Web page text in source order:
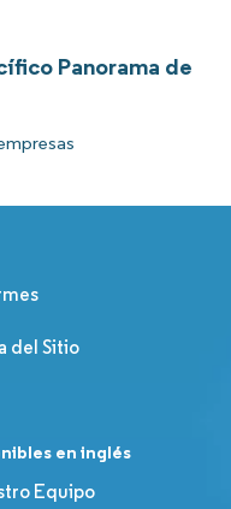
Panorama de
del Sitio
en inglés
Equipo